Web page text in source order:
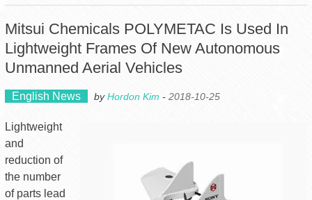
Mitsui Chemicals POLYMETAC Is Used In
Lightweight Frames Of New Autonomous
Unmanned Aerial Vehicles
English News byHordon Kim - 2018-10-25
Lightweight
and
reduction of
the number
of parts lead